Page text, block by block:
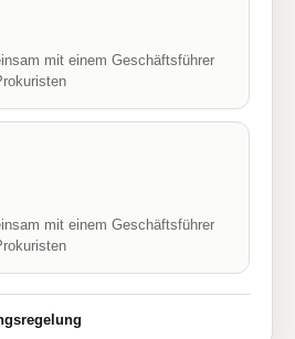
mit einem Geschäftsführer
mit einem Geschäftsführer